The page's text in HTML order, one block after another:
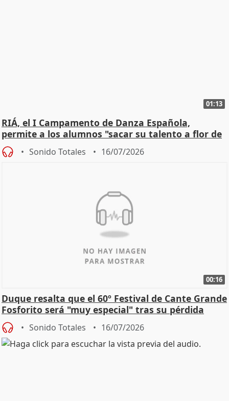
01:13
RIÁ, el I Campamento de Danza Española,
permite a los alumnos "sacar su talento a flor de
piel"
Sonido Totales 16/07/2026
00:16
Duque resalta que el 60º Festival de Cante Grande
Fosforito será "muy especial" tras su pérdida
Sonido Totales 16/07/2026